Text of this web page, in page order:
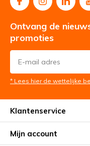
Ontvang de
promoties
* Lees hier de wettelijke
Klantenservice
Mijn account